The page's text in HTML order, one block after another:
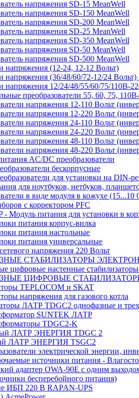
напряжения SD-15 MeanWell
напряжения SD-150 MeanWell
напряжения SD-200 MeanWell
напряжения SD-25 MeanWell
напряжения SD-350 MeanWell
напряжения SD-50 MeanWell
напряжения SD-500 MeanWell
напряжения (12-24, 12-12 Вольт)
напряжения (36/48/60/72-12/24
напряжения 12/24/48/55/60/75/110В-
преобразователи 55, 60, 75,
напряжения 12-110 Вольт
напряжения 12-220 Вольт
напряжения 24-110 Вольт
напряжения 24-220 Вольт
напряжения 48-110 Вольт
напряжения 48-220 Вольт
AC/DC преобразователи
бескорпусные
для установки на DIN-
для ноутбуков, нетбуков,
в виде модуля в кожухе (15...10
с корректором PFC
- Модуль питания для установки в
питания корпус-вилка
питания настольные
питания универсальные
напряжения 220 Вольт
СТАБИЛИЗАТОРЫ
цифровые настенные
ЦИФРОВЫЕ
TEPLOCOM и SKAT
напряжения для газового котла
ЛАТР TDGC2 однофазные и
SUNTEK ЛАТР
TDGC2-K
ЛАТР ЭНЕРГИЯ TDGC 2
ЛАТР ЭНЕРГИЯ TSGC2
электрической энергии,
источники питания -
адаптер OWA-90E с одним
бесперебойного питания)
ИБП 220 В RAPAN-UPS